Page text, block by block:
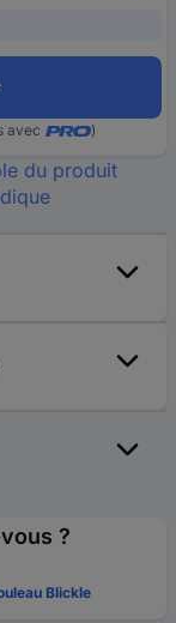
avec )
du produit
?
Blickle